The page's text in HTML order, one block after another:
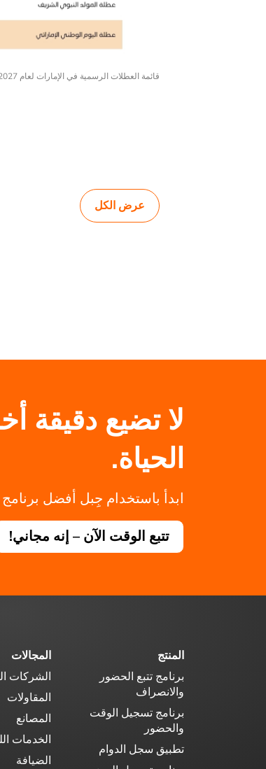
قائمة العطلات الرسمية في الإمارات لعام 2027 مجانية من جِبل
عرض الكل
لا تضيع دقيقة
الحياة.
ابدأ باستخدام جِبل أفضل برنامج
تتبع الوقت الآن – إنه مجاني!
المنتج
برنامج تتبع الحضور
والانصراف
برنامج تسجيل الوقت
والحضور
تطبيق سجل الدوام
المجالات
الشركات
المقاولات
المصانع
الخدمات
الضيافة